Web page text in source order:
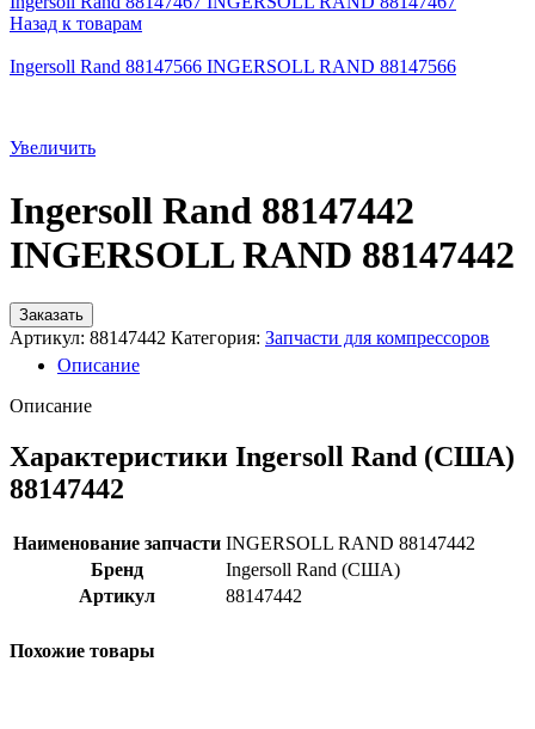
Назад к товарам
Ingersoll Rand 88147566 INGERSOLL RAND 88147566
Увеличить
Ingersoll Rand 88147442
INGERSOLL RAND 88147442
Заказать
Артикул: 88147442 Категория: Запчасти для компрессоров
Описание
Описание
Характеристики Ingersoll Rand (США)
88147442
Наименование запчасти INGERSOLL RAND 88147442
Бренд
Ingersoll Rand (США)
Артикул
88147442
Похожие товары